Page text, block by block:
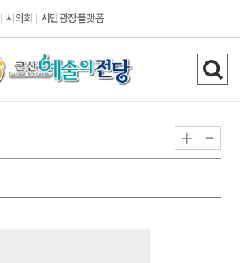
시의회 시민광장플랫폼
군
산
검
색
기
+ -